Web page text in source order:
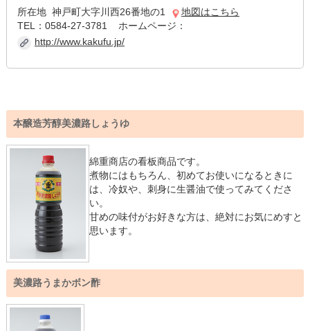
所在地 神戸町大字川西26番地の1
地図はこちら
TEL：0584-27-3781 ホームページ：
http://www.kakufu.jp/
本醸造芳醇美濃路しょうゆ
綿重商店の看板商品です。
煮物にはもちろん、初めてお使いになるときに
は、冷奴や、刺身に生醤油で使ってみてくださ
い。
甘めの味付がお好きな方は、絶対にお気にめすと
思います。
美濃路うまかボン酢